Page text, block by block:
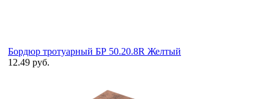
Бордюр тротуарный БР 50.20.8R Желтый
12.49 руб.